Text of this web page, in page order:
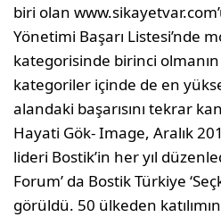
biri olan
Yönetimi Başarı Listesi’nde
kategorisinde birinci olmanın
kategoriler içinde de en
alandaki başarısını tekrar
Hayati Gök- Image, Aralık
lideri Bostik’in her yıl
Forum’ da Bostik Türkiye
görüldü. 50 ülkeden